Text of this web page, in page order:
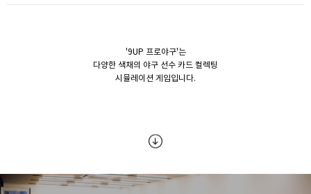
'9UP 프로야구'는
다양한 색채의 야구 선수 카드 컬렉팅
시뮬레이션 게임입니다.